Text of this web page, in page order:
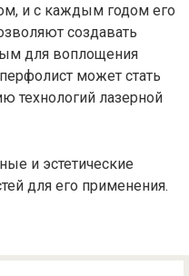
и с каждым годом его
создавать
для воплощения
может стать
технологий лазерной
и эстетические
для его применения.